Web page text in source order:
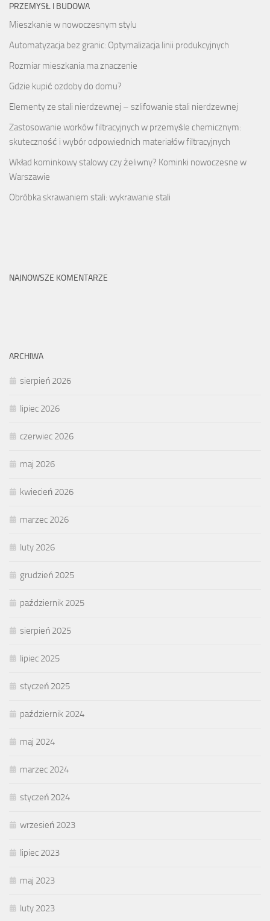
PRZEMYSŁ I BUDOWA
Mieszkanie w nowoczesnym stylu
Automatyzacja bez granic: Optymalizacja linii produkcyjnych
Rozmiar mieszkania ma znaczenie
Gdzie kupić ozdoby do domu?
Elementy ze stali nierdzewnej – szlifowanie stali nierdzewnej
Zastosowanie worków filtracyjnych w przemyśle chemicznym:
skuteczność i wybór odpowiednich materiałów filtracyjnych
Wkład kominkowy stalowy czy żeliwny? Kominki nowoczesne w
Warszawie
Obróbka skrawaniem stali: wykrawanie stali
NAJNOWSZE KOMENTARZE
ARCHIWA
sierpień 2026
lipiec 2026
czerwiec 2026
maj 2026
kwiecień 2026
marzec 2026
luty 2026
grudzień 2025
październik 2025
sierpień 2025
lipiec 2025
styczeń 2025
październik 2024
maj 2024
marzec 2024
styczeń 2024
wrzesień 2023
lipiec 2023
maj 2023
luty 2023